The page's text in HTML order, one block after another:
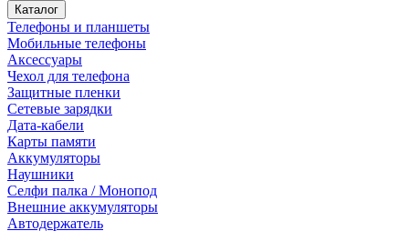
Каталог
Телефоны и планшеты
Мобильные телефоны
Аксессуары
Чехол для телефона
Защитные пленки
Сетевые зарядки
Дата-кабели
Карты памяти
Аккумуляторы
Наушники
Селфи палка / Монопод
Внешние аккумуляторы
Автодержатель